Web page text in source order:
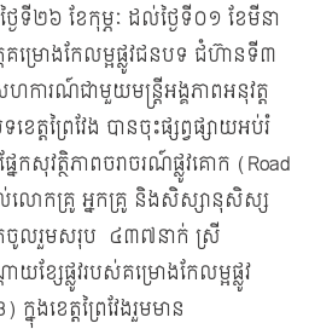
ងៃទី២៦​ ខែកុម្ភៈ ​ដល់​ថ្ងៃ​ទី​០១​ ខែមីនា​
តគម្រោងកែលម្អផ្លូវជនបទ ជំហ៊ានទី៣
ការណ៍ជាមួយមន្ត្រីអង្គភាពអនុវត្ត
េត្តព្រៃវែង​ បានចុះផ្សព្វផ្សាយអប់រំ
ែកសុវត្ថិភាពចរាចរណ៍ផ្លូវគោក (Road
លោកគ្រូ អ្នកគ្រូ និងសិស្សានុសិស្ស
ចូលរួម​សរុប ៤៣៧នាក់ ស្រី​
សែផ្លូវរបស់គម្រោងកែលម្អផ្លូវ
ងខេត្តព្រៃវែងរួមមាន